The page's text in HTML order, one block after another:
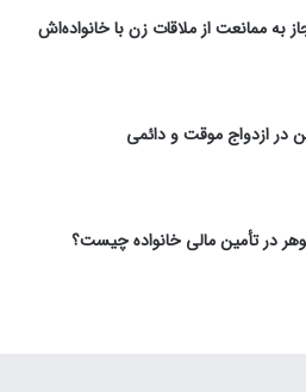
به ممانعت از ملاقات زن با خانواده‌اش
در ازدواج موقت و دائمی
در تأمین مالی خانواده چیست؟